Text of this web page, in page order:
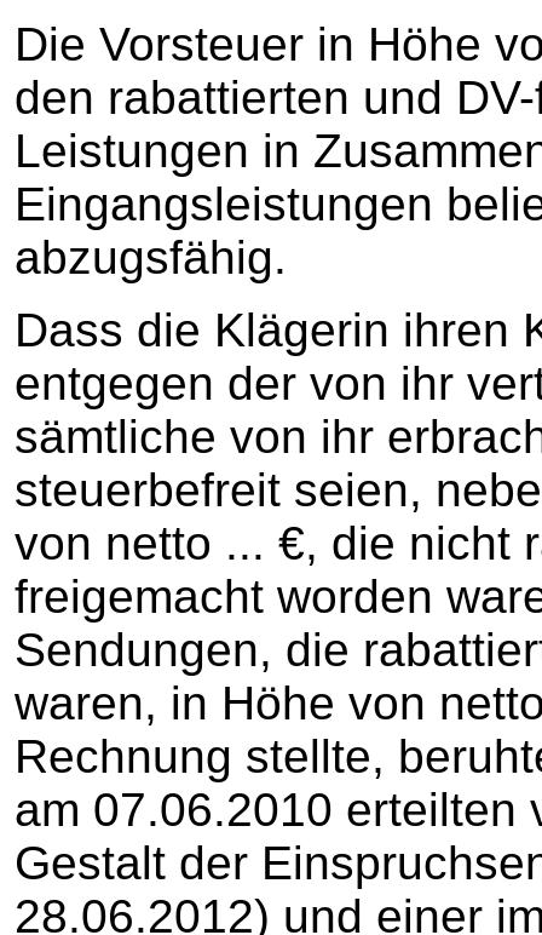
Die Vorsteuer in Höhe
den rabattierten und
Leistungen in
Eingangsleistungen
abzugsfähig.
Dass die Klägerin ihren
entgegen der von ihr
sämtliche von ihr
steuerbefreit seien,
von netto ... €, die nicht
freigemacht worden
Sendungen, die
waren, in Höhe von
Rechnung stellte,
am 07.06.2010 erteilten
Gestalt der
28.06.2012) und einer